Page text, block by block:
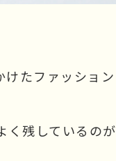
たファッション
く残しているのが